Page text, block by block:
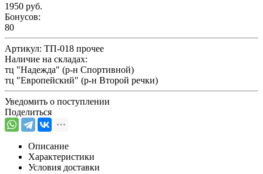
1950 руб.
Бонусов:
80
Артикул: ТП-018 прочее
Наличие на складах:
тц "Надежда" (р-н Спортивной)
тц "Европейский" (р-н Второй речки)
Уведомить о поступлении
Поделиться
Описание
Характеристики
Условия доставки